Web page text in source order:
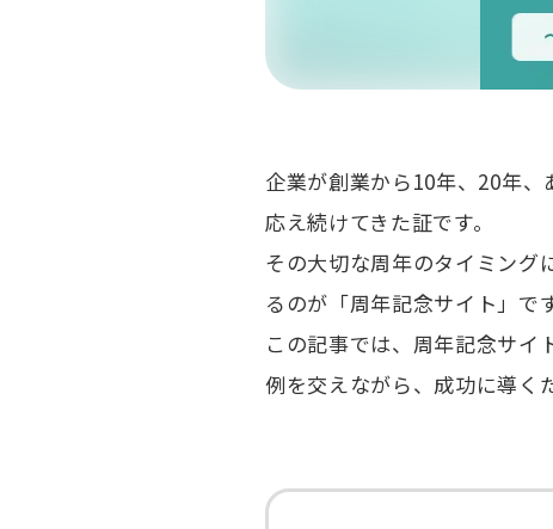
企業が創業から10年、20年
応え続けてきた証です。
その大切な周年のタイミング
るのが「周年記念サイト」です
この記事では、周年記念サ
例を交えながら、成功に導く